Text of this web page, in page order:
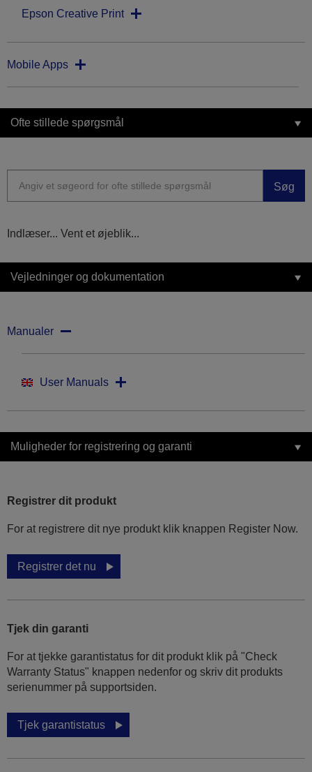
Epson Creative Print
Mobile Apps
Ofte stillede spørgsmål
Søg
Indlæser... Vent et øjeblik...
Vejledninger og dokumentation
Manualer
User Manuals
Muligheder for registrering og garanti
Registrer dit produkt
For at registrere dit nye produkt klik knappen Register Now.
Registrer det nu
Tjek din garanti
For at tjekke garantistatus for dit produkt klik på "Check
Warranty Status" knappen nedenfor og skriv dit produkts
serienummer på supportsiden.
Tjek garantistatus